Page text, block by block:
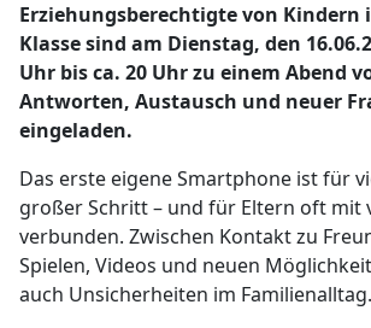
Erziehungsberechtigte von Kindern
Klasse sind am Dienstag, den
Uhr bis ca. 20 Uhr zu einem Abend
Antworten, Austausch und neuer
eingeladen.
Das erste eigene Smartphone ist für
großer Schritt – und für Eltern oft mit
verbunden. Zwischen Kontakt zu
Spielen, Videos und neuen
auch Unsicherheiten im Familienalltag.